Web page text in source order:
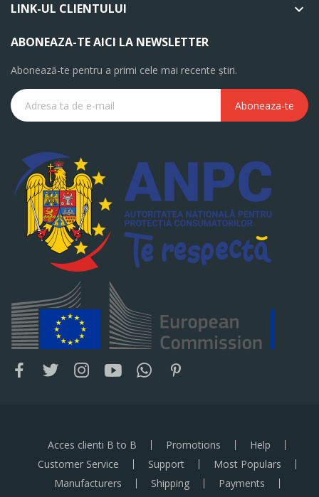
LINK-UL CLIENTULUI 
ABONEAZA-TE AICI LA NEWSLETTER
Abonează-te pentru a primi cele mai recente știri.
Aboneaza-te
Acces clienti B to B Promotions
Help
Customer Service
Support
Most Populars
Manufacturers
Shipping
Payments